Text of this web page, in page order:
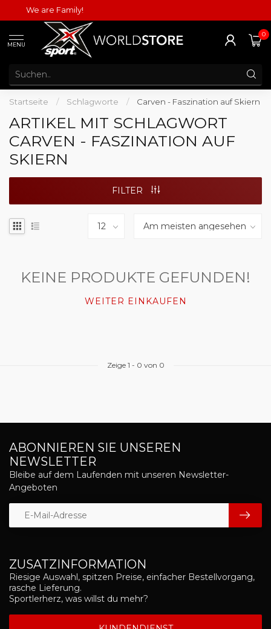
We are Family!
MENU
0
Startseite / Schlagworte / Carven - Faszination auf Skiern
ARTIKEL MIT SCHLAGWORT
CARVEN - FASZINATION AUF
SKIERN
FILTER
KEINE PRODUKTE GEFUNDEN!
WEITER EINKAUFEN
Zeige 1 - 0 von 0
ZUSATZINFORMATION
Riesige Auswahl, spitzen Preise, einfacher Bestellvorgang,
rasche Lieferung.
Sportlerherz, was willst du mehr?
ABONNIEREN SIE UNSEREN
NEWSLETTER
Bleibe auf dem Laufenden mit unseren Newsletter-
Angeboten